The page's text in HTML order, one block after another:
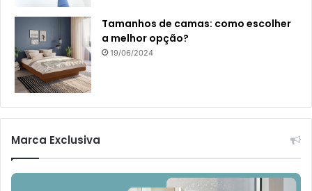
Tamanhos de camas: como escolher
a melhor opção?
19/06/2024
Marca Exclusiva